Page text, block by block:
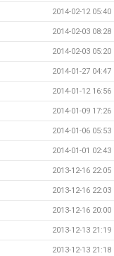
2014-02-12 05:40
2014-02-03 08:28
2014-02-03 05:20
2014-01-27 04:47
2014-01-12 16:56
2014-01-09 17:26
2014-01-06 05:53
2014-01-01 02:43
2013-12-16 22:05
2013-12-16 22:03
2013-12-16 20:00
2013-12-13 21:19
2013-12-13 21:18